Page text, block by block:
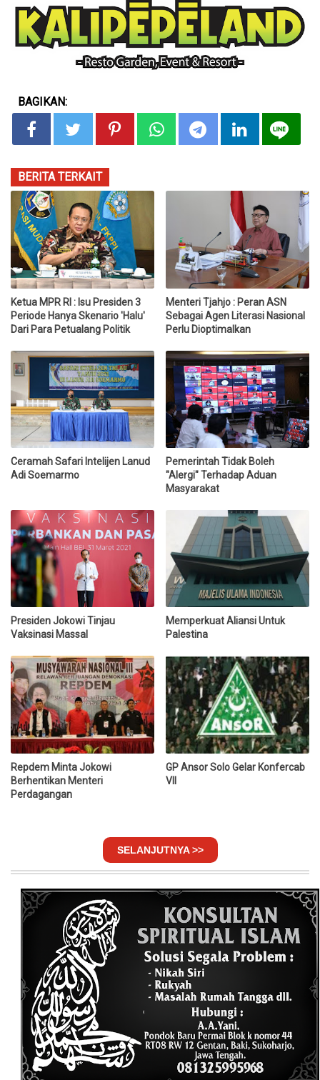
BAGIKAN:
BERITA TERKAIT
Ketua MPR RI : Isu Presiden 3
Periode Hanya Skenario 'Halu'
Dari Para Petualang Politik
Menteri Tjahjo : Peran ASN
Sebagai Agen Literasi Nasional
Perlu Dioptimalkan
Ceramah Safari Intelijen Lanud
Adi Soemarmo
Pemerintah Tidak Boleh
"Alergi" Terhadap Aduan
Masyarakat
Presiden Jokowi Tinjau
Vaksinasi Massal
Memperkuat Aliansi Untuk
Palestina
Repdem Minta Jokowi
Berhentikan Menteri
Perdagangan
GP Ansor Solo Gelar Konfercab
VII
SELANJUTNYA >>